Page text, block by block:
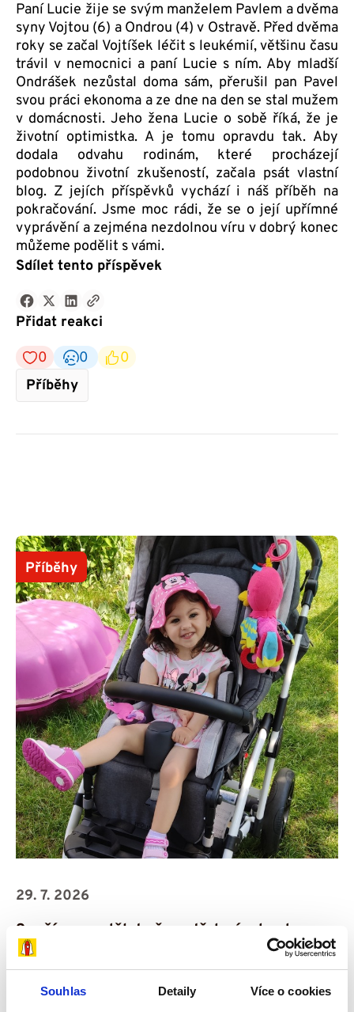
Souhlas Detaily Více o cookies
Paní Lucie žije se svým manželem Pavlem a dvěma
syny Vojtou (6) a Ondrou (4) v Ostravě. Před dvěma
roky se začal Vojtíšek léčit s leukémií, většinu času
trávil v nemocnici a paní Lucie s ním. Aby mladší
Ondrášek nezůstal doma sám, přerušil pan Pavel
svou práci ekonoma a ze dne na den se stal mužem
v domácnosti. Jeho žena Lucie o sobě říká, že je
životní optimistka. A je tomu opravdu tak. Aby
dodala odvahu rodinám, které procházejí
podobnou životní zkušeností, začala psát vlastní
blog. Z jejích příspěvků vychází i náš příběh na
pokračování. Jsme moc rádi, že se o její upřímné
vyprávění a zejména nezdolnou víru v dobrý konec
můžeme podělit s vámi.
Sdílet tento příspěvek
Přidat reakci
0
0
0
Příběhy
Příběhy
29. 7. 2026
Snažíme se dělat vše potřebné, aby dcera
byla šťastná – příběh Amálky
čtyřčlenná rodina – maminka Iva, tatínek Pavel a